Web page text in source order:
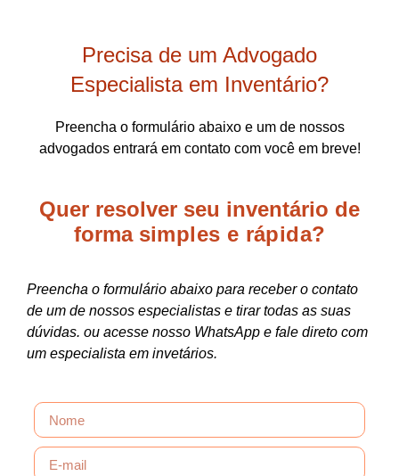
Precisa de um Advogado
Especialista em Inventário?
Preencha o formulário abaixo e um de nossos
advogados entrará em contato com você em breve!
Quer resolver seu inventário de
forma simples e rápida?
Preencha o formulário abaixo para receber o contato
de um de nossos especialistas e tirar todas as suas
dúvidas. ou acesse nosso WhatsApp e fale direto com
um especialista em invetários.